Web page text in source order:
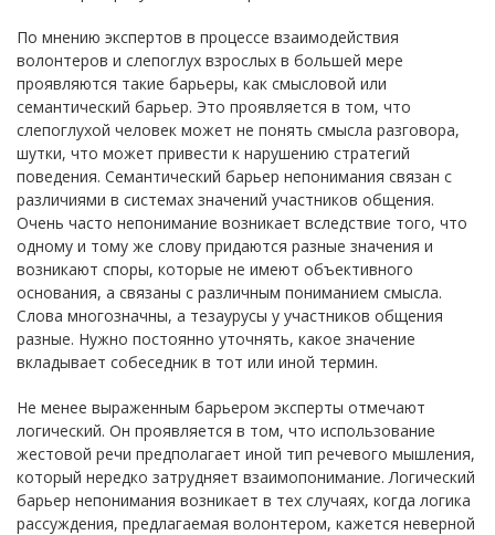
По мнению экспертов в процессе взаимодействия
волонтеров и слепоглух взрослых в большей мере
проявляются такие барьеры, как смысловой или
семантический барьер. Это проявляется в том, что
слепоглухой человек может не понять смысла разговора,
шутки, что может привести к нарушению стратегий
поведения. Семантический барьер непонимания связан с
различиями в системах значений участников общения.
Очень часто непонимание возникает вследствие того, что
одному и тому же слову придаются разные значения и
возникают споры, которые не имеют объективного
основания, а связаны с различным пониманием смысла.
Слова многозначны, а тезаурусы у участников общения
разные. Нужно постоянно уточнять, какое значение
вкладывает собеседник в тот или иной термин.
Не менее выраженным барьером эксперты отмечают
логический. Он проявляется в том, что использование
жестовой речи предполагает иной тип речевого мышления,
который нередко затрудняет взаимопонимание. Логический
барьер непонимания возникает в тех случаях, когда логика
рассуждения, предлагаемая волонтером, кажется неверной